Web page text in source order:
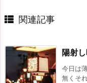
関連記事
陽射
今日は
無くそ